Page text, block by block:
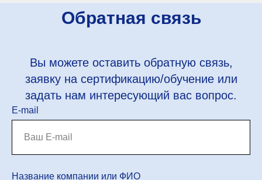
Обратная связь
Вы можете оставить обратную связь,
заявку на сертификацию/обучение или
задать нам интересующий вас вопрос.
E-mail
Название компании или ФИО